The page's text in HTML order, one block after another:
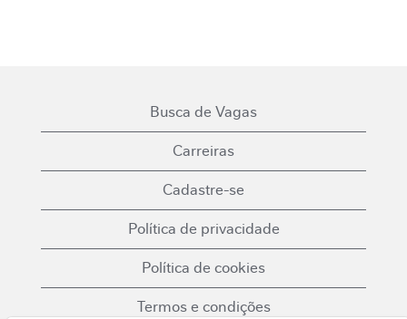
Busca de Vagas
Carreiras
Cadastre-se
Política de privacidade
Política de cookies
Termos e condições